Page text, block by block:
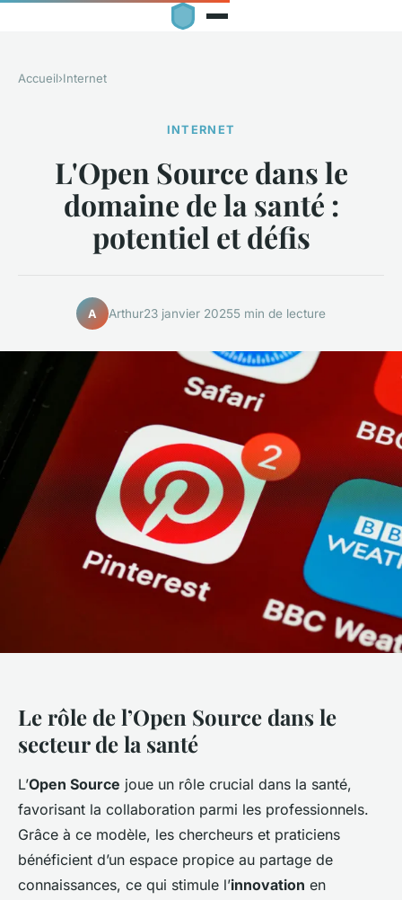
Accueil›Internet
INTERNET
L'Open Source dans le
domaine de la santé :
potentiel et défis
A Arthur23 janvier 20255 min de lecture
Le rôle de l’Open Source dans le
secteur de la santé
L’Open Source joue un rôle crucial dans la santé,
favorisant la collaboration parmi les professionnels.
Grâce à ce modèle, les chercheurs et praticiens
bénéficient d’un espace propice au partage de
connaissances, ce qui stimule l’innovation en